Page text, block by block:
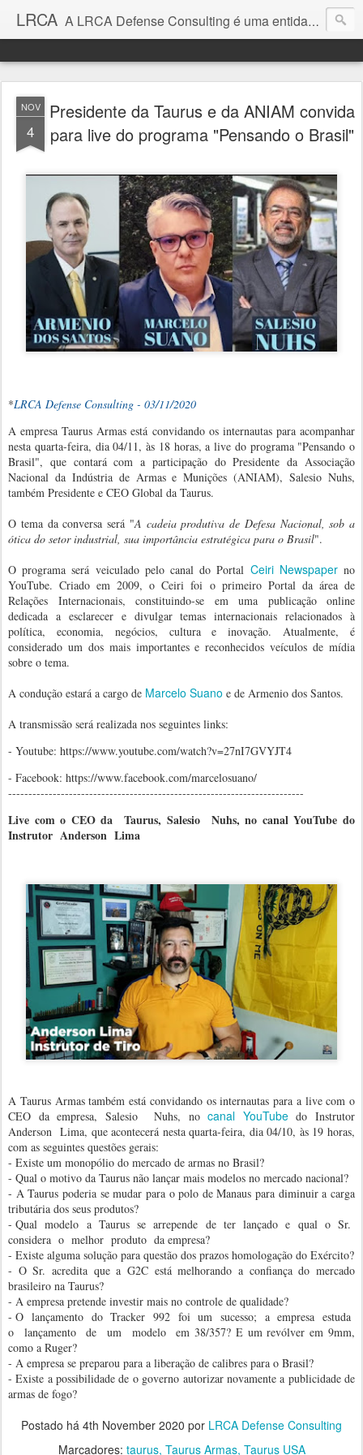
LRCA A LRCA Defense Consulting é uma entidade sem fins lucrativos que se dedica a produzir e divulgar notícias e análises sobre as Empresas de Defesa. Não somos jornalistas e nem este é um blog jornalístico.
NOV
4
Presidente da Taurus e da ANIAM convida
para live do programa "Pensando o Brasil"
*LRCA Defense Consulting - 03/11/2020
A empresa Taurus Armas está convidando os internautas para acompanhar
nesta quarta-feira, dia 04/11, às 18 horas, a live do programa "Pensando o
Brasil", que contará com a participação do Presidente da Associação
Nacional da Indústria de Armas e Munições (ANIAM), Salesio Nuhs,
também Presidente e CEO Global da Taurus.
O tema da conversa será "A cadeia produtiva de Defesa Nacional, sob a
ótica do setor industrial, sua importância estratégica para o Brasil".
O programa será veiculado pelo canal do Portal Ceiri Newspaperno
YouTube. Criado em 2009, o Ceiri foi o primeiro Portal da área de
Relações Internacionais, constituindo-se em uma publicação online
dedicada a esclarecer e divulgar temas internacionais relacionados à
política, economia, negócios, cultura e inovação. Atualmente, é
considerado um dos mais importantes e reconhecidos veículos de mídia
sobre o tema.
A condução estará a cargo de Marcelo Suano e de Armenio dos Santos.
A transmissão será realizada nos seguintes links:
- Youtube: https://www.youtube.com/watch?v=27nI7GVYJT4
- Facebook: https://www.facebook.com/marcelosuano/
-------------------------------------------------------------------------
Live com o CEO da Taurus, Salesio Nuhs, no canal YouTube do
Instrutor Anderson Lima
A Taurus Armas também está convidando os internautas para a live com o
CEO da empresa, Salesio Nuhs, nocanal YouTubedo Instrutor
Anderson Lima, que acontecerá nesta quarta-feira, dia 04/10, às 19 horas,
com as seguintes questões gerais:
- Existe um monopólio do mercado de armas no Brasil?
- Qual o motivo da Taurus não lançar mais modelos no mercado nacional?
- A Taurus poderia se mudar para o polo de Manaus para diminuir a carga
tributária dos seus produtos?
- Qual modelo a Taurus se arrepende de ter lançado e qual o Sr.
considera o melhor produto da empresa?
- Existe alguma solução para questão dos prazos homologação do Exército?
- O Sr. acredita que a G2C está melhorando a confiança do mercado
brasileiro na Taurus?
- A empresa pretende investir mais no controle de qualidade?
- O lançamento do Tracker 992 foi um sucesso; a empresa estuda
o lançamento de um modelo em 38/357? E um revólver em 9mm,
como a Ruger?
- A empresa se preparou para a liberação de calibres para o Brasil?
- Existe a possibilidade de o governo autorizar novamente a publicidade de
armas de fogo?
Postado há 4th November 2020 por LRCA Defense Consulting
Marcadores: taurus Taurus Armas Taurus USA